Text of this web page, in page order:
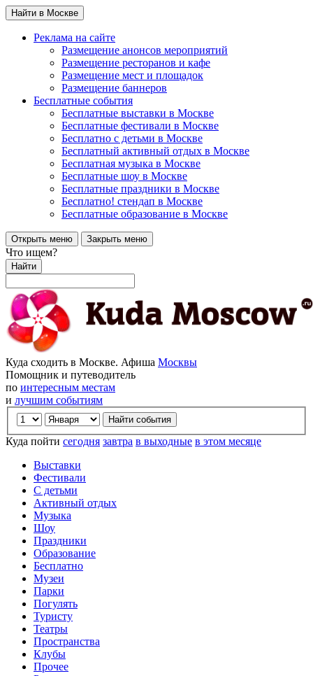
Найти в Москве
Реклама на сайте
Размещение анонсов мероприятий
Размещение ресторанов и кафе
Размещение мест и площадок
Размещение баннеров
Бесплатные события
Бесплатные выставки в Москве
Бесплатные фестивали в Москве
Бесплатно с детьми в Москве
Бесплатный активный отдых в Москве
Бесплатная музыка в Москве
Бесплатные шоу в Москве
Бесплатные праздники в Москве
Бесплатно! стендап в Москве
Бесплатные образование в Москве
Открыть меню Закрыть меню
Что ищем?
Найти
Куда сходить в Москве. Афиша Москвы
Помощник и путеводитель
по интересным местам
и лучшим событиям
Куда пойти сегодня завтра в выходные в этом месяце
Выставки
Фестивали
С детьми
Активный отдых
Музыка
Шоу
Праздники
Образование
Бесплатно
Музеи
Парки
Погулять
Туристу
Театры
Пространства
Клубы
Прочее